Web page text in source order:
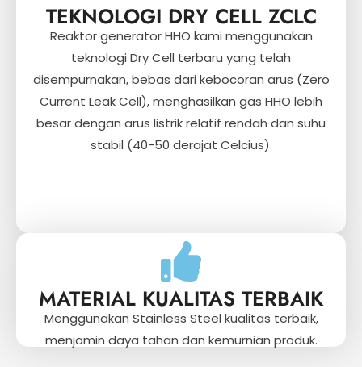
TEKNOLOGI DRY CELL ZCLC
Reaktor generator HHO kami menggunakan
teknologi Dry Cell terbaru yang telah
disempurnakan, bebas dari kebocoran arus (Zero
Current Leak Cell), menghasilkan gas HHO lebih
besar dengan arus listrik relatif rendah dan suhu
stabil (40-50 derajat Celcius).
MATERIAL KUALITAS TERBAIK
Menggunakan Stainless Steel kualitas terbaik,
menjamin daya tahan dan kemurnian produk.